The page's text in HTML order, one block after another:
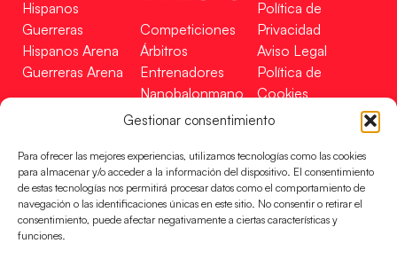
Gestionar consentimiento
Para ofrecer las mejores experiencias, utilizamos tecnologías como las cookies
para almacenar y/o acceder a la información del dispositivo. El consentimiento
de estas tecnologías nos permitirá procesar datos como el comportamiento de
navegación o las identificaciones únicas en este sitio. No consentir o retirar el
consentimiento, puede afectar negativamente a ciertas características y
funciones.
Hispanos
Guerreras
Hispanos Arena
Guerreras Arena
Competiciones
Árbitros
Entrenadores
Nanobalonmano
Tienda
Política de
Privacidad
Aviso Legal
Política de
Cookies
Mapa Web
Incidencias
CONTACTO
EN
FINANCIADO